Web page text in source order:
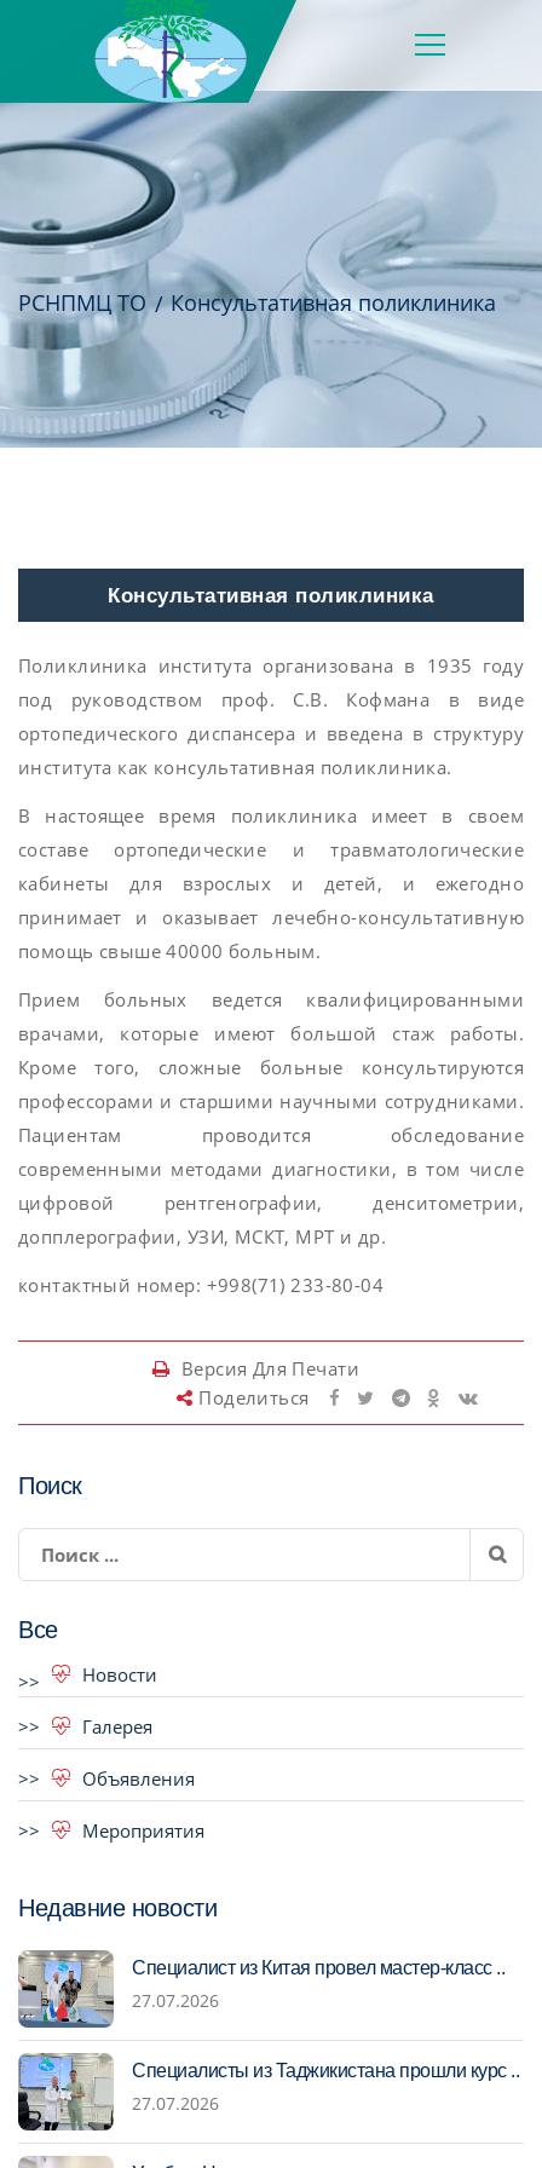
РСНПМЦ ТО Консультативная поликлиника
Консультативная поликлиника
Поликлиника института организована в 1935 году
под руководством проф. С.В. Кофмана в виде
ортопедического диспансера и введена в структуру
института как консультативная поликлиника.
В настоящее время поликлиника имеет в своем
составе ортопедические и травматологические
кабинеты для взрослых и детей, и ежегодно
принимает и оказывает лечебно-консультативную
помощь свыше 40000 больным.
Прием больных ведется квалифицированными
врачами, которые имеют большой стаж работы.
Кроме того, сложные больные консультируются
профессорами и старшими научными сотрудниками.
Пациентам проводится обследование
современными методами диагностики, в том числе
цифровой рентгенографии, денситометрии,
допплерографии, УЗИ, МСКТ, МРТ и др.
контактный номер: +998(71) 233-80-04
Версия Для Печати
Поделиться
Поиск
Все
Новости
Галерея
Объявления
Мероприятия
Недавние новости
Специалист из Китая провел мастер-класс ..
27.07.2026
Специалисты из Таджикистана прошли курс ..
27.07.2026